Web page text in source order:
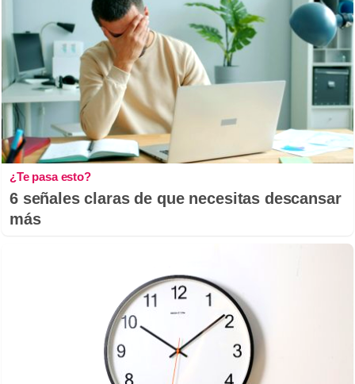
¿Te pasa esto?
6 señales claras de que necesitas descansar
más